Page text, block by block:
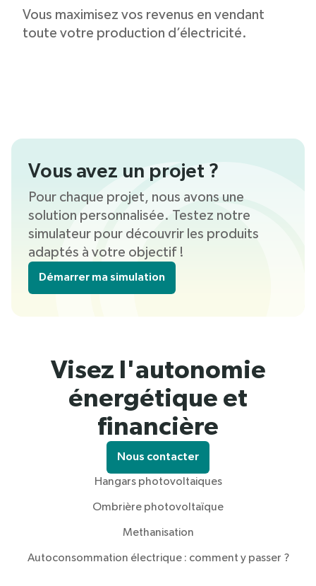
Vous maximisez vos revenus en vendant
toute votre production d’électricité.
Vous avez un projet ?
Pour chaque projet, nous avons une
solution personnalisée. Testez notre
simulateur pour découvrir les produits
adaptés à votre objectif !
Démarrer ma simulation
Visez l'autonomie
énergétique et
financière
Nous contacter
Hangars photovoltaiques
Ombrière photovoltaïque
Methanisation
Autoconsommation électrique : comment y passer ?